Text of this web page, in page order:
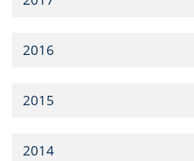
2016
2015
2014